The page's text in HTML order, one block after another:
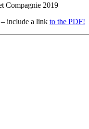
Compagnie 2019
include a link to the PDF!